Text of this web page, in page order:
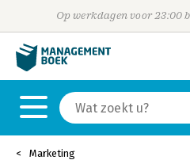
Op werkdagen voor 23:00
Marketing